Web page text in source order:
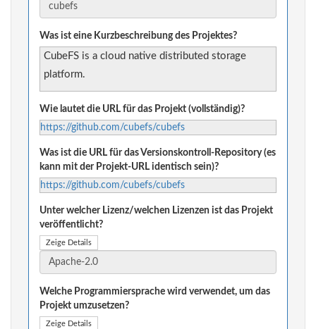
Was ist eine Kurzbeschreibung des Projektes?
CubeFS is a cloud native distributed storage
platform.
Wie lautet die URL für das Projekt (vollständig)?
https://github.com/cubefs/cubefs
Was ist die URL für das Versionskontroll-Repository (es
kann mit der Projekt-URL identisch sein)?
https://github.com/cubefs/cubefs
Unter welcher Lizenz/welchen Lizenzen ist das Projekt
veröffentlicht?
Zeige Details
Welche Programmiersprache wird verwendet, um das
Projekt umzusetzen?
Zeige Details